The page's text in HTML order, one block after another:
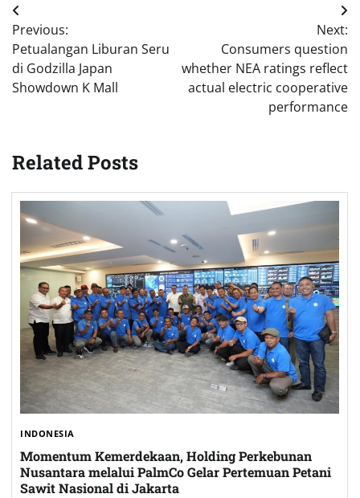
Post
navigation
Previous:
Petualangan Liburan Seru
di Godzilla Japan
Showdown K Mall
Next:
Consumers question
whether NEA ratings reflect
actual electric cooperative
performance
Related Posts
INDONESIA
Momentum Kemerdekaan, Holding Perkebunan
Nusantara melalui PalmCo Gelar Pertemuan Petani
Sawit Nasional di Jakarta